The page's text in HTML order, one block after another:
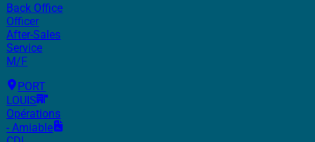
Back Office
Officer
After-Sales
Service
M/F
PORT
LOUIS
Opérations
- Amiable